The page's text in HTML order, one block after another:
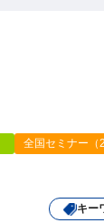
全国セミナー（
キー